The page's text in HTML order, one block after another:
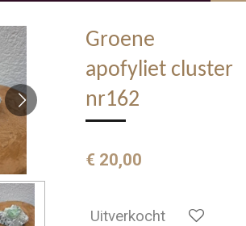
Groene
apofyliet cluster
nr162
€ 20,00
Uitverkocht